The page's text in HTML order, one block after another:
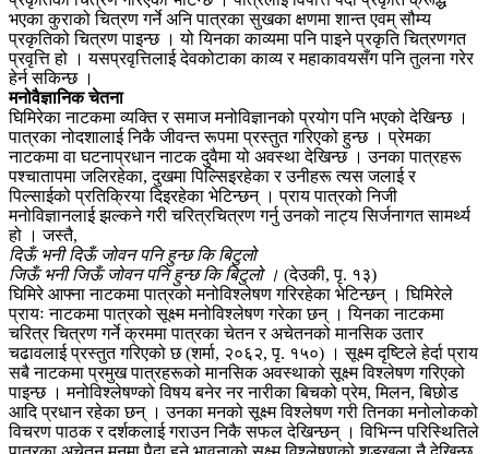
भएका कुराको चित्रण गर्ने अनि पात्रका सुखका क्षणमा शान्त एवम् सौम्य
प्रकृतिको चित्रण पाइन्छ । यो यिनका काव्यमा पनि पाइने प्रकृति चित्रणगत
प्रवृत्ति हो । यसप्रवृत्तिलाई देवकोटाका काव्य र महाकावयसँग पनि तुलना गरेर
हेर्न सकिन्छ ।
मनोवैज्ञानिक चेतना
घिमिरेका नाटकमा व्यक्ति र समाज मनोविज्ञानको प्रयोग पनि भएको देखिन्छ ।
पात्रका नोदशालाई निकै जीवन्त रूपमा प्रस्तुत गरिएको हुन्छ । प्रेमका
नाटकमा वा घटनाप्रधान नाटक दुवैमा यो अवस्था देखिन्छ । उनका पात्रहरू
पश्चातापमा जलिरहेका, दुखमा पिल्सिइरहेका र उनीहरू त्यस जलाई र
पिल्साईको प्रतिक्रिया दिइरहेका भेटिन्छन् । प्राय पात्रको निजी
मनोविज्ञानलाई झल्कने गरी चरित्रचित्रण गर्नु उनको नाट्य सिर्जनागत सामर्थ्य
हो । जस्तै,
दिऊँ भनी दिऊँ जोवन पनि हुन्छ कि बिटुलो
जिऊँ भनी जिऊँ जोवन पनि हुन्छ कि बिटुलो । (देउकी, पृ. १३)
घिमिरे आफ्ना नाटकमा पात्रको मनोविश्लेषण गरिरहेका भेटिन्छन् । घिमिरेले
प्रायः नाटकमा पात्रको सूक्ष्म मनोविश्लेषण गरेका छन् । यिनका नाटकमा
चरित्र चित्रण गर्ने क्रममा पात्रका चेतन र अचेतनको मानसिक उतार
चढावलाई प्रस्तुत गरिएको छ (शर्मा, २०६२, पृ. १५०) । सूक्ष्म दृष्टिले हेर्दा प्राय
सबै नाटकमा प्रमुख पात्रहरूको मानसिक अवस्थाको सूक्ष्म विश्लेषण गरिएको
पाइन्छ । मनोविश्लेषण्को विषय बनेर नर नारीका बिचको प्रेम, मिलन, बिछोड
आदि प्रधान रहेका छन् । उनका मनको सूक्ष्म विश्लेषण गरी तिनका मनोलोकको
विचरण पाठक र दर्शकलाई गराउन निकै सफल देखिन्छन् । विभिन्न परिस्थितिले